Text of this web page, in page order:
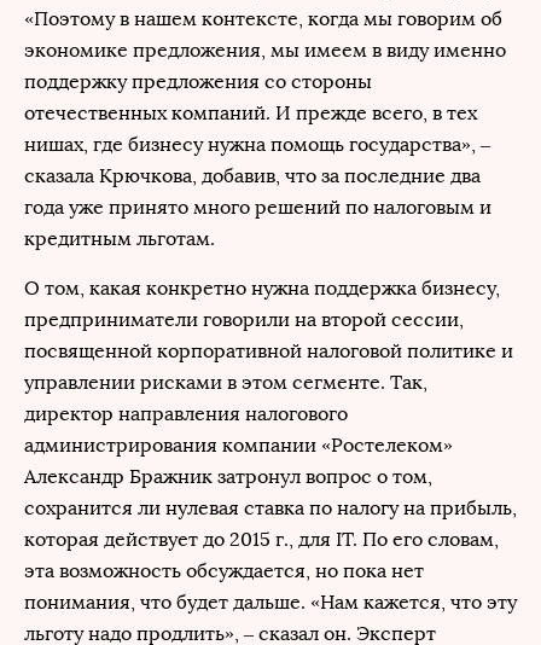
«Поэтому в нашем контексте, когда мы говорим об
экономике предложения, мы имеем в виду именно
поддержку предложения со стороны
отечественных компаний. И прежде всего, в тех
нишах, где бизнесу нужна помощь государства», –
сказала Крючкова, добавив, что за последние два
года уже принято много решений по налоговым и
кредитным льготам.
О том, какая конкретно нужна поддержка бизнесу,
предприниматели говорили на второй сессии,
посвященной корпоративной налоговой политике и
управлении рисками в этом сегменте. Так,
директор направления налогового
администрирования компании «Ростелеком»
Александр Бражник затронул вопрос о том,
сохранится ли нулевая ставка по налогу на прибыль,
которая действует до 2015 г., для IT. По его словам,
эта возможность обсуждается, но пока нет
понимания, что будет дальше. «Нам кажется, что эту
льготу надо продлить», – сказал он. Эксперт